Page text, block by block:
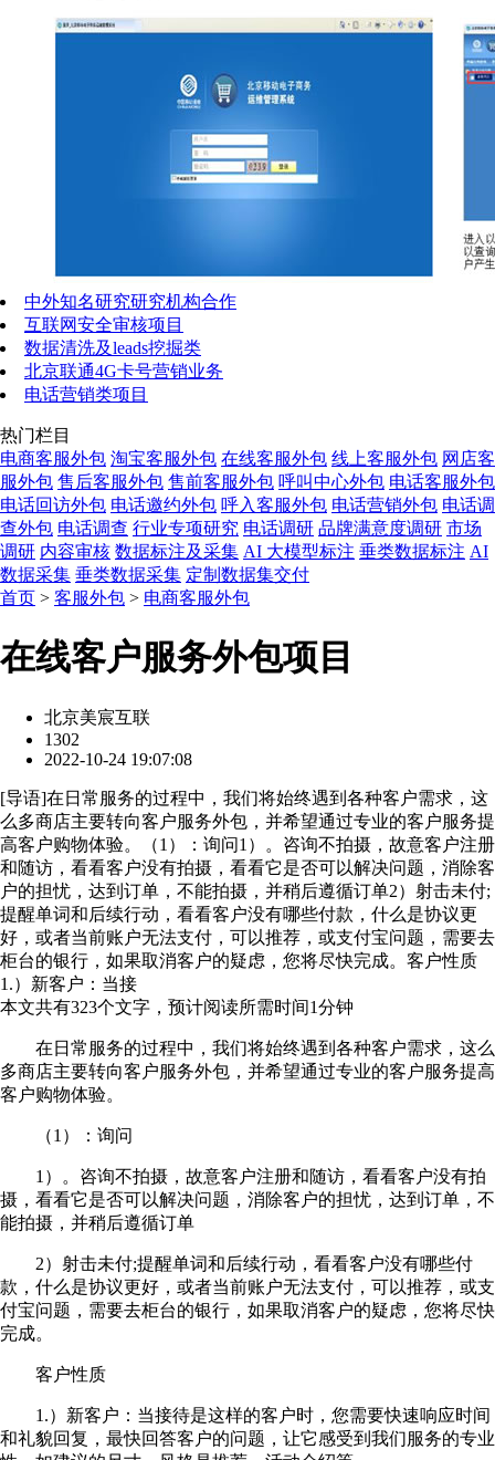
中外知名研究研究机构合作
互联网安全审核项目
数据清洗及leads挖掘类
北京联通4G卡号营销业务
电话营销类项目
热门栏目
电商客服外包 淘宝客服外包 在线客服外包 线上客服外包 网店客
服外包 售后客服外包 售前客服外包 呼叫中心外包 电话客服外包
电话回访外包 电话邀约外包 呼入客服外包 电话营销外包 电话调
查外包 电话调查 行业专项研究 电话调研 品牌满意度调研 市场
调研 内容审核 数据标注及采集 AI 大模型标注 垂类数据标注 AI
数据采集 垂类数据采集 定制数据集交付
首页 > 客服外包 > 电商客服外包
在线客户服务外包项目
北京美宸互联
1302
2022-10-24 19:07:08
[导语]在日常服务的过程中，我们将始终遇到各种客户需求，这
么多商店主要转向客户服务外包，并希望通过专业的客户服务提
高客户购物体验。（1）：询问1）。咨询不拍摄，故意客户注册
和随访，看看客户没有拍摄，看看它是否可以解决问题，消除客
户的担忧，达到订单，不能拍摄，并稍后遵循订单2）射击未付;
提醒单词和后续行动，看看客户没有哪些付款，什么是协议更
好，或者当前账户无法支付，可以推荐，或支付宝问题，需要去
柜台的银行，如果取消客户的疑虑，您将尽快完成。客户性质
1.）新客户：当接
本文共有323个文字，预计阅读所需时间1分钟
在日常服务的过程中，我们将始终遇到各种客户需求，这么
多商店主要转向客户服务外包，并希望通过专业的客户服务提高
客户购物体验。
（1）：询问
1）。咨询不拍摄，故意客户注册和随访，看看客户没有拍
摄，看看它是否可以解决问题，消除客户的担忧，达到订单，不
能拍摄，并稍后遵循订单
2）射击未付;提醒单词和后续行动，看看客户没有哪些付
款，什么是协议更好，或者当前账户无法支付，可以推荐，或支
付宝问题，需要去柜台的银行，如果取消客户的疑虑，您将尽快
完成。
客户性质
1.）新客户：当接待是这样的客户时，您需要快速响应时间
和礼貌回复，最快回答客户的问题，让它感受到我们服务的专业